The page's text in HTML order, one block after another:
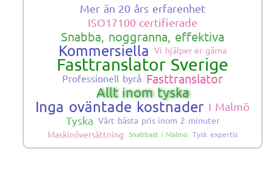
Mer än 20 års erfarenhet
ISO17100 certifierade
Snabba, noggranna, effektiva
Kommersiella Vi hjälper er gärna
Fasttranslator Sverige
Professionell byrå Fasttranslator
Allt inom tyska
Inga oväntade kostnader I Malmö
Tyska Vårt bästa pris inom 2 minuter
Maskinöversättning Snabbast i Malmö Tysk expertis